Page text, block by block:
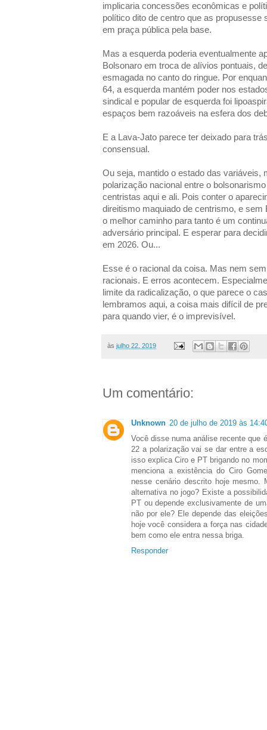
implicaria concessões econômicas e
político dito de centro que as propusesse
em praça pública pela base.
Mas a esquerda poderia eventualmente
Bolsonaro em troca de alívios pontuais,
esmagada no canto do ringue. Por
64, a esquerda mantém poder nos
sindical e popular de esquerda foi
espaços bem razoáveis na esfera dos
E a Lava-Jato parece ter deixado para
consensual.
Ou seja, mantido o estado das variáveis,
polarização nacional entre o
centristas aqui e ali. Pois conter o
direitismo maquiado de centrismo, e
o melhor caminho para tanto é um
adversário principal. E esperar para
em 2026. Ou...
Esse é o racional da coisa. Mas nem
racionais. E erros acontecem.
limite da radicalização, o que parece o
lembramos aqui, a coisa mais difícil de
para quando vier, é o imprevisível.
às julho 22, 2019
Um comentário:
Unknown 20 de julho de 2019 às
Você disse numa análise recente que
22 a polarização vai se dar entre a
isso explica Ciro e PT brigando no
menciona a existência do Ciro
nesse cenário descrito hoje
alternativa no jogo? Existe a
PT ou depende exclusivamente de
não por ele? Ele depende das
hoje você considera a força nas
bem como ele entra nessa briga.
Responder